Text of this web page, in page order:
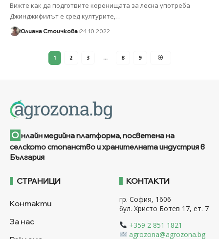
Вижте как да подготвите коренищата за лесна употреба
Джинджифилът е сред културите,…
Юлиана Стоичкова 24.10.2022
1 2 3 … 8 9
О нлайн медийна платформа, посветена на
селското стопанство и хранителната индустрия в
България
СТРАНИЦИ
Контакти
За нас
КОНТАКТИ
гр. София, 1606
бул. Христо Ботев 17, ет. 7
+359 2 851 1821
agrozona@agrozona.bg